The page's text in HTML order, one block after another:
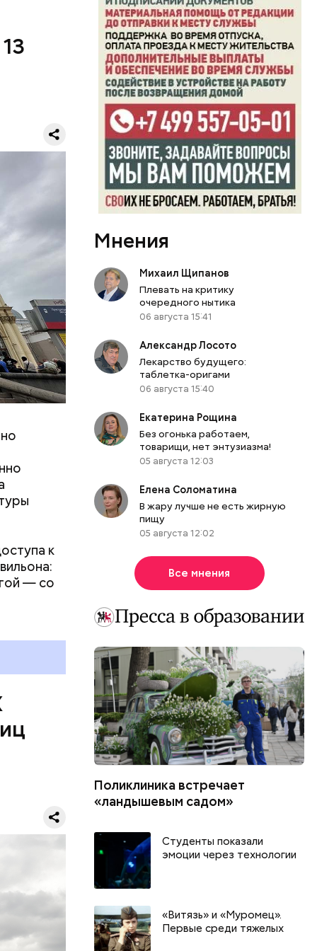
к
— со
Фото:
—
быт
быт и
русском
На
Мнения
Михаил Щипанов
Плевать на критику
очередного нытика
06 августа 15:41
Александр Лосото
Лекарство будущего:
таблетка-оригами
06 августа 15:40
Екатерина Рощина
Без огонька работаем,
товарищи, нет энтузиазма!
05 августа 12:03
Елена Соломатина
В жару лучше не есть жирную
пищу
05 августа 12:02
Все мнения
Поликлиника встречает
«ландышевым садом»
Студенты показали
эмоции через технологии
«Витязь» и «Муромец».
Первые среди тяжелых